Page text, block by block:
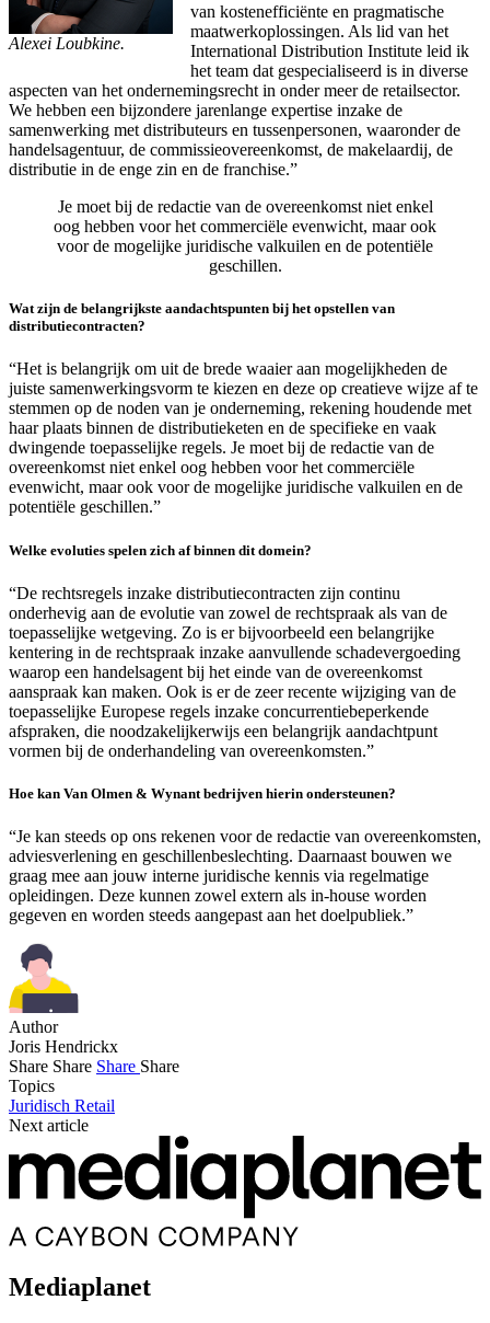
Alexei Loubkine.
van kostenefficiënte en pragmatische
maatwerkoplossingen. Als lid van het
International Distribution Institute leid ik
het team dat gespecialiseerd is in diverse
aspecten van het ondernemingsrecht in onder meer de retailsector.
We hebben een bijzondere jarenlange expertise inzake de
samenwerking met distributeurs en tussenpersonen, waaronder de
handelsagentuur, de commissieovereenkomst, de makelaardij, de
distributie in de enge zin en de franchise.”
Je moet bij de redactie van de overeenkomst niet enkel
oog hebben voor het commerciële evenwicht, maar ook
voor de mogelijke juridische valkuilen en de potentiële
geschillen.
Wat zijn de belangrijkste aandachtspunten bij het opstellen van
distributiecontracten?
“Het is belangrijk om uit de brede waaier aan mogelijkheden de
juiste samenwerkingsvorm te kiezen en deze op creatieve wijze af te
stemmen op de noden van je onderneming, rekening houdende met
haar plaats binnen de distributieketen en de specifieke en vaak
dwingende toepasselijke regels. Je moet bij de redactie van de
overeenkomst niet enkel oog hebben voor het commerciële
evenwicht, maar ook voor de mogelijke juridische valkuilen en de
potentiële geschillen.”
Welke evoluties spelen zich af binnen dit domein?
“De rechtsregels inzake distributiecontracten zijn continu
onderhevig aan de evolutie van zowel de rechtspraak als van de
toepasselijke wetgeving. Zo is er bijvoorbeeld een belangrijke
kentering in de rechtspraak inzake aanvullende schadevergoeding
waarop een handelsagent bij het einde van de overeenkomst
aanspraak kan maken. Ook is er de zeer recente wijziging van de
toepasselijke Europese regels inzake concurrentiebeperkende
afspraken, die noodzakelijkerwijs een belangrijk aandachtpunt
vormen bij de onderhandeling van overeenkomsten.”
Hoe kan Van Olmen & Wynant bedrijven hierin ondersteunen?
“Je kan steeds op ons rekenen voor de redactie van overeenkomsten,
adviesverlening en geschillenbeslechting. Daarnaast bouwen we
graag mee aan jouw interne juridische kennis via regelmatige
opleidingen. Deze kunnen zowel extern als in-house worden
gegeven en worden steeds aangepast aan het doelpubliek.”
Author
Joris Hendrickx
Share Share Share Share
Topics
Juridisch Retail
Next article
Mediaplanet